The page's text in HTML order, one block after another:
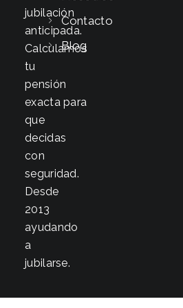
jubilación
anticipada.
Calculamos
tu
pensión
exacta para
que
decidas
con
seguridad.
Desde
2013
ayudando
a
jubilarse.
Contacto
Blog